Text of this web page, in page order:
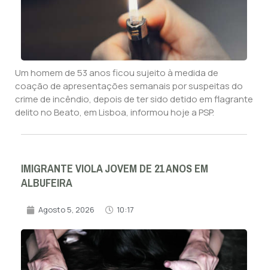
Um homem de 53 anos ficou sujeito à medida de
coação de apresentações semanais por suspeitas do
crime de incêndio, depois de ter sido detido em flagrante
delito no Beato, em Lisboa, informou hoje a PSP.
IMIGRANTE VIOLA JOVEM DE 21 ANOS EM
ALBUFEIRA
Agosto 5, 2026 10:17